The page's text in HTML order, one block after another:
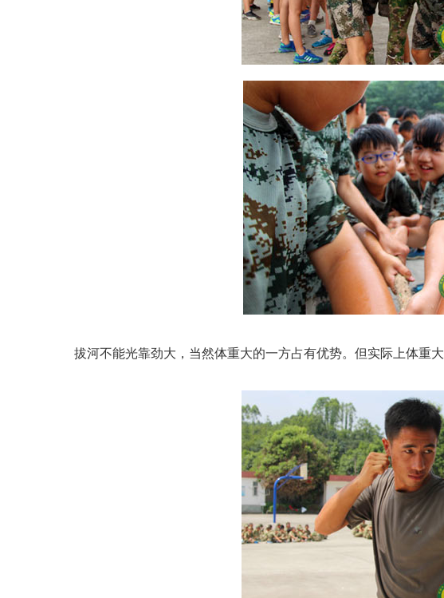
拔河不能光靠劲大，当然体重大的一方占有优势。但实际上体重